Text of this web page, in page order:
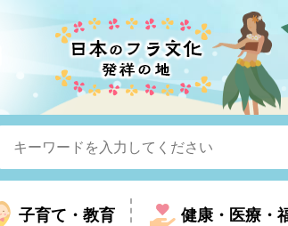
子育て・教育 健康・医療・